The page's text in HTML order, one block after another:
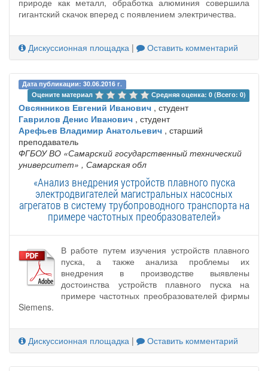
природе как металл, обработка алюминия совершила
гигантский скачок вперед с появлением электричества.
Дискуссионная площадка | Оставить комментарий
Дата публикации: 30.06.2016 г.
Оцените материал
Средняя оценка: 0 (Всего: 0)
Овсянников Евгений Иванович , студент
Гаврилов Денис Иванович , студент
Арефьев Владимир Анатольевич , старший
преподаватель
ФГБОУ ВО «Самарский государственный технический
университет» , Самарская обл
«Анализ внедрения устройств плавного пуска
электродвигателей магистральных насосных
агрегатов в систему трубопроводного транспорта на
примере частотных преобразователей»
В работе путем изучения устройств плавного
пуска, а также анализа проблемы их
внедрения в производстве выявлены
достоинства устройств плавного пуска на
примере частотных преобразователей фирмы
Siemens.
Дискуссионная площадка | Оставить комментарий